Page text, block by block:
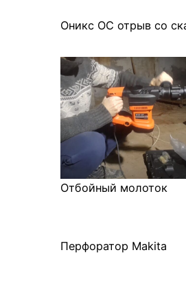
Оникс ОС отрыв со
Отбойный молоток
Перфоратор Makita